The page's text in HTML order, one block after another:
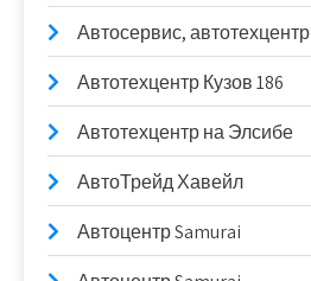
Автосервис, автотехцентр
Автотехцентр Кузов 186
Автотехцентр на Элсибе
АвтоТрейд Хавейл
Автоцентр Samurai